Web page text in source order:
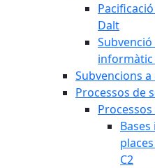
Dalt
informàtic
Subvencions
Processos de
C2